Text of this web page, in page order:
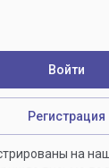
Войти
Регистрация
на